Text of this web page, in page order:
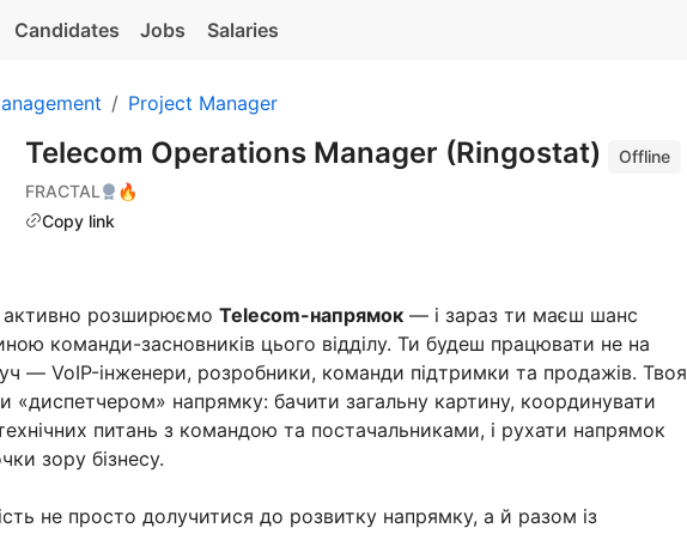
Candidates Jobs Salaries
Project Manager
Telecom Operations Manager (Ringostat)
Offline
FRACTAL
🔥
Copy link
активно розширюємо Telecom-напрямок — і зараз ти маєш шанс
команди-засновників цього відділу. Ти будеш працювати не на
— VoIP-інженери, розробники, команди підтримки та продажів. Твоя
«диспетчером» напрямку: бачити загальну картину, координувати
питань з командою та постачальниками, і рухати напрямок
зору бізнесу.
не просто долучитися до розвитку напрямку, а й разом із